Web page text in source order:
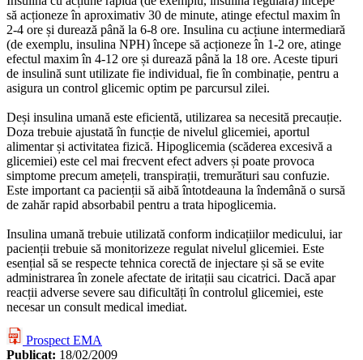
să acționeze în aproximativ 30 de minute, atinge efectul maxim în
2-4 ore și durează până la 6-8 ore. Insulina cu acțiune intermediară
(de exemplu, insulina NPH) începe să acționeze în 1-2 ore, atinge
efectul maxim în 4-12 ore și durează până la 18 ore. Aceste tipuri
de insulină sunt utilizate fie individual, fie în combinație, pentru a
asigura un control glicemic optim pe parcursul zilei.
Deși insulina umană este eficientă, utilizarea sa necesită precauție.
Doza trebuie ajustată în funcție de nivelul glicemiei, aportul
alimentar și activitatea fizică. Hipoglicemia (scăderea excesivă a
glicemiei) este cel mai frecvent efect advers și poate provoca
simptome precum amețeli, transpirații, tremurături sau confuzie.
Este important ca pacienții să aibă întotdeauna la îndemână o sursă
de zahăr rapid absorbabil pentru a trata hipoglicemia.
Insulina umană trebuie utilizată conform indicațiilor medicului, iar
pacienții trebuie să monitorizeze regulat nivelul glicemiei. Este
esențial să se respecte tehnica corectă de injectare și să se evite
administrarea în zonele afectate de iritații sau cicatrici. Dacă apar
reacții adverse severe sau dificultăți în controlul glicemiei, este
necesar un consult medical imediat.
Prospect EMA
Publicat: 18/02/2009